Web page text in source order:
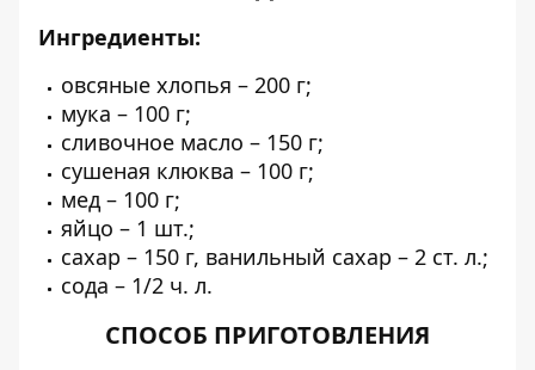
Ингредиенты:
овсяные хлопья – 200 г;
мука – 100 г;
сливочное масло – 150 г;
сушеная клюква – 100 г;
мед – 100 г;
яйцо – 1 шт.;
сахар – 150 г, ванильный сахар – 2 ст. л.;
сода – 1/2 ч. л.
СПОСОБ ПРИГОТОВЛЕНИЯ